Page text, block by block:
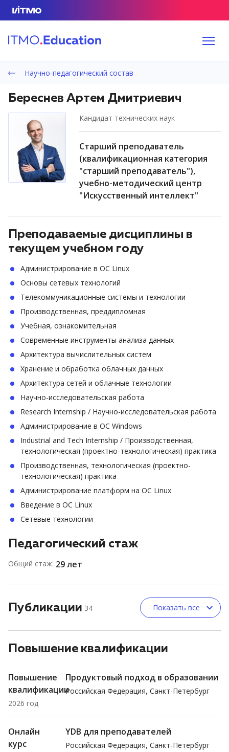
Научно-педагогический состав
Береснев Артем Дмитриевич
кандидат технических наук
старший преподаватель
(квалификационная категория
"старший преподаватель"),
учебно-методический центр
"Искусственный интеллект"
Преподаваемые дисциплины в
текущем учебном году
Администрирование в ОС Linux
Основы сетевых технологий
Телекоммуникационные системы и технологии
Производственная, преддипломная
Учебная, ознакомительная
Современные инструменты анализа данных
Архитектура вычислительных систем
Хранение и обработка облачных данных
Архитектура сетей и облачные технологии
Научно-исследовательская работа
Research Internship / Научно-исследовательская работа
Администрирование в ОС Windows
Industrial and Tech Internship / Производственная,
технологическая (проектно-технологическая) практика
Производственная, технологическая (проектно-
технологическая) практика
Администрирование платформ на ОС Linux
Введение в ОС Linux
Сетевые технологии
Педагогический стаж
Общий стаж: 29 лет
Публикации 34 Показать все
Повышение квалификации
Повышение
квалификации
2026 год
Продуктовый подход в образовании
Российская Федерация, Санкт-Петербург
Онлайн
курс
YDB для преподавателей
Российская Федерация, Санкт-Петербург